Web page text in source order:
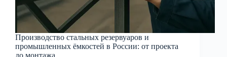
Производство стальных резервуаров и
промышленных ёмкостей в России: от проекта